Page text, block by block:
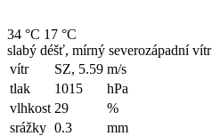
34 °C 17 °C
slabý déšť, mírný severozápadní vítr
vítr
SZ, 5.59 m/s
tlak
1015
hPa
vlhkost 29
%
srážky 0.3
mm